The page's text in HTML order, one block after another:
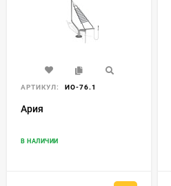
АРТИКУЛ: ИО-76.1
Ария
В НАЛИЧИИ